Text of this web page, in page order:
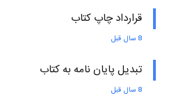
قرارداد چاپ کتاب
8 سال قبل
تبدیل پایان نامه به کتاب
8 سال قبل